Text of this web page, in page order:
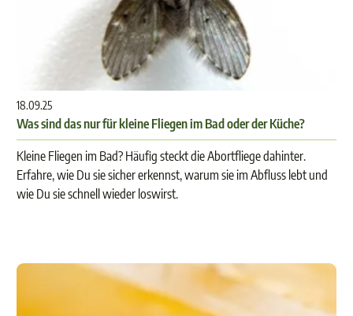
18.09.25
Was sind das nur für kleine Fliegen im Bad oder der Küche?
Kleine Fliegen im Bad? Häufig steckt die Abortfliege dahinter.
Erfahre, wie Du sie sicher erkennst, warum sie im Abfluss lebt und
wie Du sie schnell wieder loswirst.